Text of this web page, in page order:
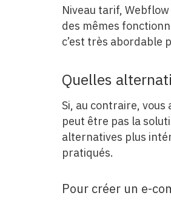
Niveau tarif,
des mêmes
c’est très abordable
Quelles
Si, au contraire, vous
peut être pas la
alternatives plus
pratiqués.
Pour créer un e-